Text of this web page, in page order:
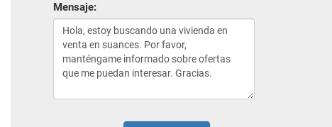
Mensaje: